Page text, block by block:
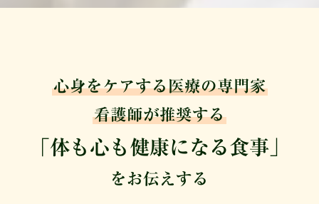
心身をケアする医療の専門家
看護師が推奨する
「体も心も健康になる食事」
をお伝えする